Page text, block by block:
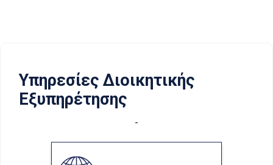
Υπηρεσίες Διοικητικής
Εξυπηρέτησης
-